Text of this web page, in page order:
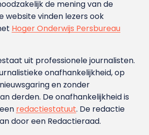
de mening van de
website vinden lezers ook
Hoger Onderwijs Persbureau
uit professionele journalisten.
onafhankelijkheid, op
en zonder
derden. De onafhankelijkheid is
redactiestatuut. De redactie
door een Redactieraad.